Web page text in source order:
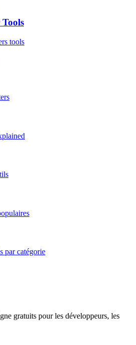
tools
par catégorie
gratuits pour les développeurs, les